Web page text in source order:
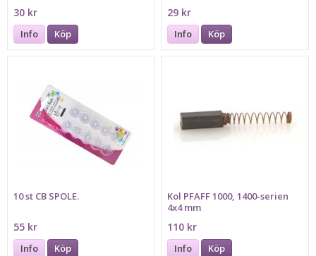
30 kr
Info Köp
29 kr
Info Köp
10 st CB SPOLE.
55 kr
Info Köp
Kol PFAFF 1000, 1400-serien
4x4 mm
110 kr
Info Köp